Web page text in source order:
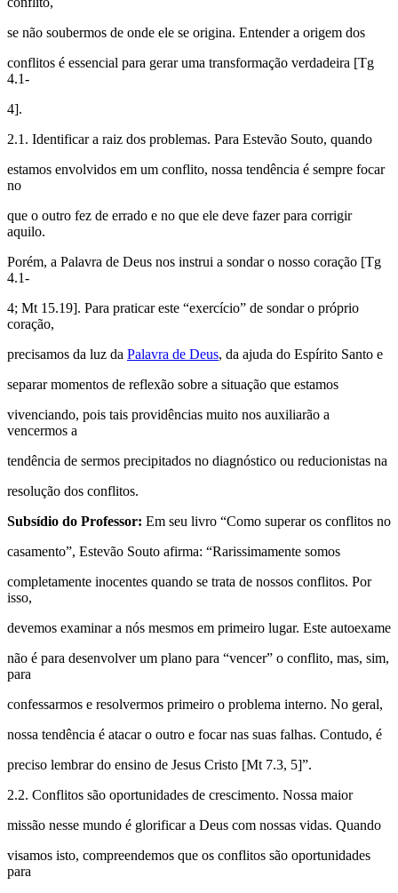
se não soubermos de onde ele se origina. Entender a origem dos
conflitos é essencial para gerar uma transformação verdadeira [Tg
4.1-
4].
2.1. Identificar a raiz dos problemas. Para Estevão Souto, quando
estamos envolvidos em um conflito, nossa tendência é sempre focar
no
que o outro fez de errado e no que ele deve fazer para corrigir
aquilo.
Porém, a Palavra de Deus nos instrui a sondar o nosso coração [Tg
4.1-
4; Mt 15.19]. Para praticar este “exercício” de sondar o próprio
coração,
precisamos da luz da Palavra de Deus, da ajuda do Espírito Santo e
separar momentos de reflexão sobre a situação que estamos
vivenciando, pois tais providências muito nos auxiliarão a
vencermos a
tendência de sermos precipitados no diagnóstico ou reducionistas na
resolução dos conflitos.
Subsídio do Professor: Em seu livro “Como superar os conflitos no
casamento”, Estevão Souto afirma: “Rarissimamente somos
completamente inocentes quando se trata de nossos conflitos. Por
isso,
devemos examinar a nós mesmos em primeiro lugar. Este autoexame
não é para desenvolver um plano para “vencer” o conflito, mas, sim,
para
confessarmos e resolvermos primeiro o problema interno. No geral,
nossa tendência é atacar o outro e focar nas suas falhas. Contudo, é
preciso lembrar do ensino de Jesus Cristo [Mt 7.3, 5]”.
2.2. Conflitos são oportunidades de crescimento. Nossa maior
missão nesse mundo é glorificar a Deus com nossas vidas. Quando
visamos isto, compreendemos que os conflitos são oportunidades
para